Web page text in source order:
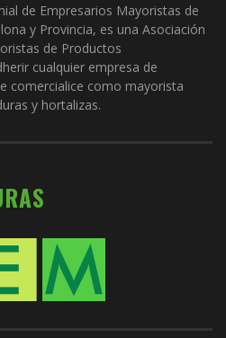
de Empresarios Mayoristas de
y Provincia, es una Asociación
de Productos
cualquier empresa de
comercialice como mayorista
y hortalizas.